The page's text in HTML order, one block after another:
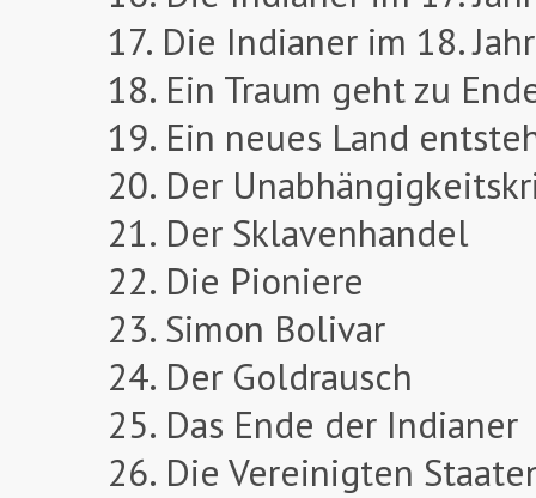
17. Die Indianer im 18.
18. Ein Traum geht zu
19. Ein neues Land
20. Der
21. Der Sklavenhandel
22. Die Pioniere
23. Simon Bolivar
24. Der Goldrausch
25. Das Ende der Indianer
26. Die Vereinigten